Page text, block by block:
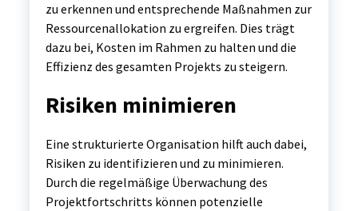
zu erkennen und entsprechende Maßnahmen zur
Ressourcenallokation zu ergreifen. Dies trägt
dazu bei, Kosten im Rahmen zu halten und die
Effizienz des gesamten Projekts zu steigern.
Risiken minimieren
Eine strukturierte Organisation hilft auch dabei,
Risiken zu identifizieren und zu minimieren.
Durch die regelmäßige Überwachung des
Projektfortschritts können potenzielle